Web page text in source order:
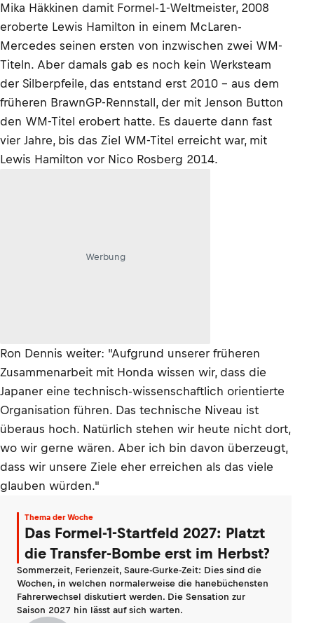
Mika Häkkinen damit Formel-1-Weltmeister, 2008
eroberte Lewis Hamilton in einem McLaren-
Mercedes seinen ersten von inzwischen zwei WM-
Titeln. Aber damals gab es noch kein Werksteam
der Silberpfeile, das entstand erst 2010 – aus dem
früheren BrawnGP-Rennstall, der mit Jenson Button
den WM-Titel erobert hatte. Es dauerte dann fast
vier Jahre, bis das Ziel WM-Titel erreicht war, mit
Lewis Hamilton vor Nico Rosberg 2014.
Werbung
Ron Dennis weiter: "Aufgrund unserer früheren
Zusammenarbeit mit Honda wissen wir, dass die
Japaner eine technisch-wissenschaftlich orientierte
Organisation führen. Das technische Niveau ist
überaus hoch. Natürlich stehen wir heute nicht dort,
wo wir gerne wären. Aber ich bin davon überzeugt,
dass wir unsere Ziele eher erreichen als das viele
glauben würden."
Thema der Woche
Das Formel-1-Startfeld 2027: Platzt
die Transfer-Bombe erst im Herbst?
Sommerzeit, Ferienzeit, Saure-Gurke-Zeit: Dies sind die
Wochen, in welchen normalerweise die hanebüchensten
Fahrerwechsel diskutiert werden. Die Sensation zur
Saison 2027 hin lässt auf sich warten.